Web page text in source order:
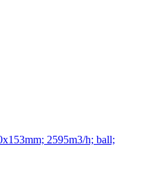
2595m3/h; ball;